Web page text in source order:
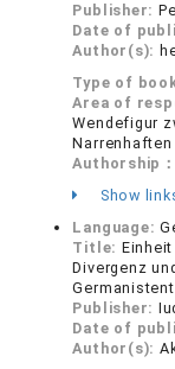
Publisher:
Date of
Author(s):
Type of
Area of
Wendefigur
Narrenhaften
Authorship：
Show
Language:
Title:
Divergenz
Publisher:
Date of
Author(s):